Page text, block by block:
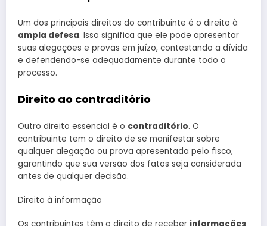
Um dos principais direitos do contribuinte é o direito à
ampla defesa. Isso significa que ele pode apresentar
suas alegações e provas em juízo, contestando a dívida
e defendendo-se adequadamente durante todo o
processo.
Direito ao contraditório
Outro direito essencial é o contraditório. O
contribuinte tem o direito de se manifestar sobre
qualquer alegação ou prova apresentada pelo fisco,
garantindo que sua versão dos fatos seja considerada
antes de qualquer decisão.
Direito à informação